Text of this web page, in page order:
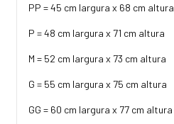
PP = 45 cm largura x 68 cm altura
P = 48 cm largura x 71 cm altura
M = 52 cm largura x 73 cm altura
G = 55 cm largura x 75 cm altura
GG = 60 cm largura x 77 cm altura